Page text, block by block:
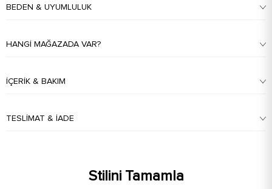
BEDEN & UYUMLULUK
HANGI MAĞAZADA VAR?
İÇERIK & BAKIM
TESLIMAT & İADE
Stilini Tamamla